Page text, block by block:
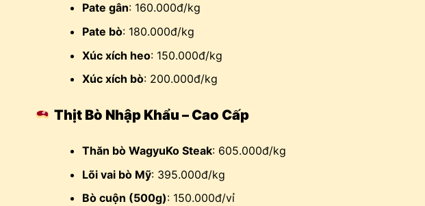
Pate gân: 160.000đ/kg
Pate bò: 180.000đ/kg
Xúc xích heo: 150.000đ/kg
Xúc xích bò: 200.000đ/kg
Thịt Bò Nhập Khẩu – Cao Cấp
Thăn bò WagyuKo Steak: 605.000đ/kg
Lõi vai bò Mỹ: 395.000đ/kg
Bò cuộn (500g): 150.000đ/vỉ